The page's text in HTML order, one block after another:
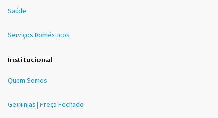
Saúde
Serviços Domésticos
Institucional
Quem Somos
GetNinjas | Preço Fechado